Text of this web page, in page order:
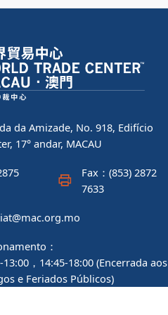
da Amizade, No. 918, Edifício
17° andar, MACAU
Fax：(853) 2872
7633
：
13:00，14:45-18:00 (Encerrada aos
e Feriados Públicos)